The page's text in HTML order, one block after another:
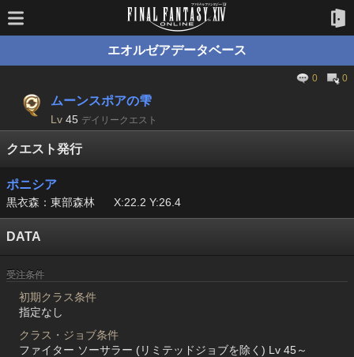
エオルゼアデータベース
0 0
ムーンスポアの雫
Lv 45 デイリークエスト
クエスト発行
ポニシア
黒衣森：東部森林 X:22.2 Y:26.4
DATA
受注条件
初期クラス条件
指定なし
クラス・ジョブ条件
ファイター ソーサラー (リミテッドジョブを除く) Lv 45～